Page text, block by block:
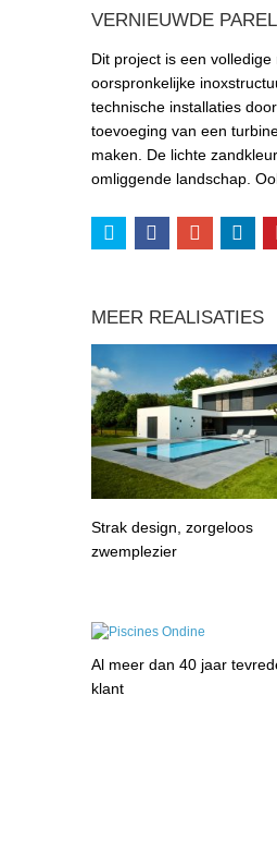
VERNIEUWDE
Dit project is een
oorspronkelijke
technische installaties
toevoeging van een
maken. De lichte
omliggende landschap.
MEER REALISATIES
Strak design, zorgeloos
zwemplezier
Al meer dan 40 jaar
klant